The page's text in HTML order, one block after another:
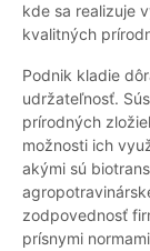
kde sa realizuje
kvalitných
Podnik kladie
udržateľnosť.
prírodných
možnosti ich
akými sú
zodpovednosť
prísnymi